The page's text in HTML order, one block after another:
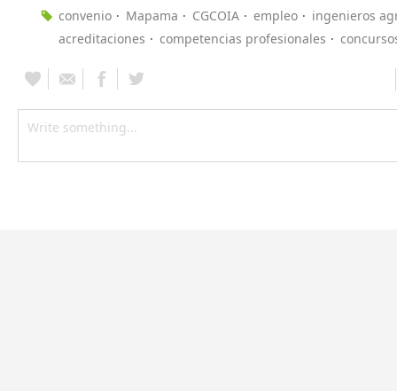
convenio
Mapama CGCOIA empleo
ingenieros
acreditaciones
competencias profesionales